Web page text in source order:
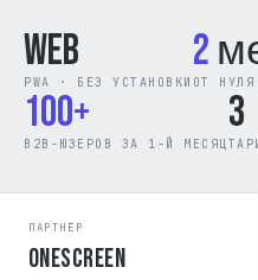
Web
PWA · БЕЗ УСТАНОВКИ
2
ОТ
100+
B2B-ЮЗЕРОВ ЗА 1-Й МЕСЯЦ
3
ПАРТНЁР
OneScreen